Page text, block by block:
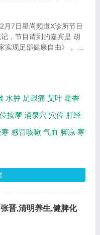
月7日星尚频道X诊所节目
，节目请到的嘉宾是 胡
实现足部健康自由》 。主
养生网提供视频全集的在
水肿 足跟痛 艾叶 藿香
按摩 涌泉穴 穴位 肝经
寒 感冒咳嗽 气血 脚凉 寒
晋,清明养生,健脾化